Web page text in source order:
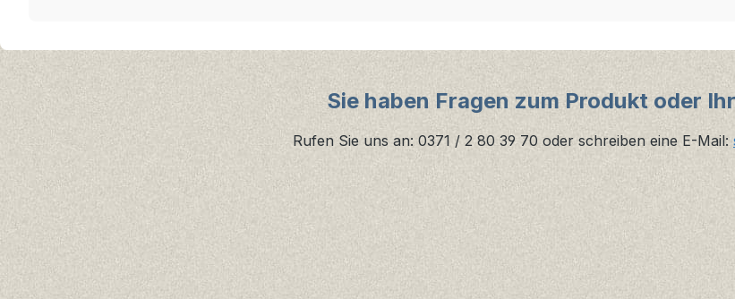
Sie haben Fragen zum Produkt oder
Rufen Sie uns an: 0371 / 2 80 39 70 oder schreiben eine E-Mail: